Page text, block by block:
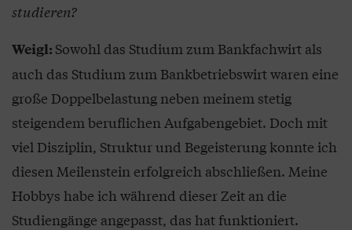
studieren?
Weigl: Sowohl das Studium zum Bankfachwirt als
auch das Studium zum Bankbetriebswirt waren eine
große Doppelbelastung neben meinem stetig
steigendem beruflichen Aufgabengebiet. Doch mit
viel Disziplin, Struktur und Begeisterung konnte ich
diesen Meilenstein erfolgreich abschließen. Meine
Hobbys habe ich während dieser Zeit an die
Studiengänge angepasst, das hat funktioniert.